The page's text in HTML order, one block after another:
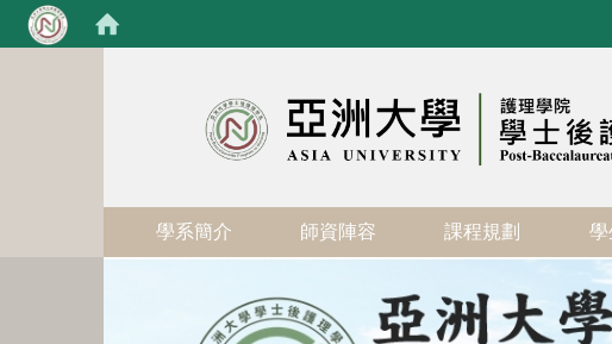
學系簡介 師資陣容 課程規劃 學